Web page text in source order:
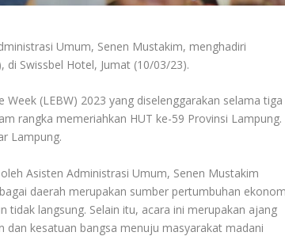
Umum, Senen Mustakim, menghadiri
Swissbel Hotel, Jumat (10/03/23).
(LEBW) 2023 yang diselenggarakan selama tiga
rangka memeriahkan HUT ke-59 Provinsi Lampung.
Lampung.
Asisten Administrasi Umum, Senen Mustakim
daerah merupakan sumber pertumbuhan
tidak langsung. Selain itu, acara ini merupakan ajang
kesatuan bangsa menuju masyarakat madani